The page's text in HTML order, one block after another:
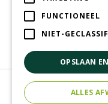
Speelparadijs
Woonwinkel
©
FUNCTIONEEL
NIET-
OPSLAAN
ALLES